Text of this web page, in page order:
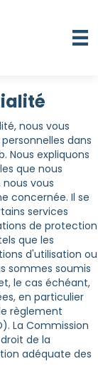
nous vous
dans
Nous expliquons
que nous
vous
concernée. Il se
services
de protection
que les
d'utilisation ou
sommes soumis
le cas échéant,
en particulier
règlement
La Commission
de la
adéquate des